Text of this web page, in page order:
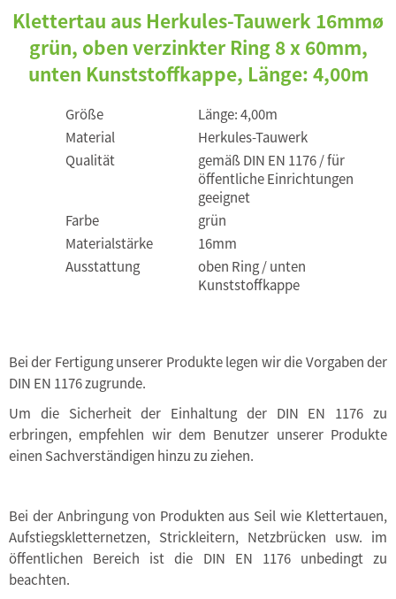
Klettertau aus Herkules-Tauwerk 16mmø
grün, oben verzinkter Ring 8 x 60mm,
unten Kunststoffkappe, Länge: 4,00m
Größe
Länge: 4,00m
Material
Herkules-Tauwerk
Qualität
gemäß DIN EN 1176 / für
öffentliche Einrichtungen
geeignet
Farbe
grün
Materialstärke
16mm
Ausstattung
oben Ring / unten
Kunststoffkappe
Bei der Fertigung unserer Produkte legen wir die Vorgaben der
DIN EN 1176 zugrunde.
Um die Sicherheit der Einhaltung der DIN EN 1176 zu
erbringen, empfehlen wir dem Benutzer unserer Produkte
einen Sachverständigen hinzu zu ziehen.
Bei der Anbringung von Produkten aus Seil wie Klettertauen,
Aufstiegskletternetzen, Strickleitern, Netzbrücken usw. im
öffentlichen Bereich ist die DIN EN 1176 unbedingt zu
beachten.